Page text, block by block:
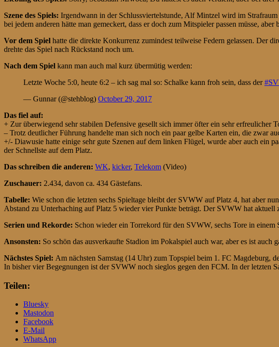
Szene des Spiels: Irgendwann in der Schlussviertelstunde, Alf Mintzel wird im
bei jedem anderen hätte man gemeckert, dass er doch zum Mitspieler passen müsse,
Vor dem Spiel hatte die direkte Konkurrenz zumindest teilweise Federn gelassen. Der
drehte das Spiel nach Rückstand noch um.
Nach dem Spiel kann man auch mal kurz übermütig werden:
Letzte Woche 5:0, heute 6:2 – ich sag mal so: Schalke kann froh sein, dass der
— Gunnar (@stehblog) October 29, 2017
Das fiel auf:
+ Zur überwiegend sehr stabilen Defensive gesellt sich immer öfter ein sehr erfreulicher
– Trotz deutlicher Führung handelte man sich noch ein paar gelbe Karten ein, die zwar
+/- Diawusie hatte einige sehr gute Szenen auf dem linken Flügel, wurde aber auch ein
der Schnellste auf dem Platz.
Das schreiben die anderen: WK, kicker, Telekom (Video)
Zuschauer: 2.434, davon ca. 434 Gästefans.
Tabelle: Wie schon die letzten sechs Spieltage bleibt der SVWW auf Platz 4, hat aber
Abstand zu Unterhaching auf Platz 5 wieder vier Punkte beträgt. Der SVWW hat
Serien und Rekorde: Schon wieder ein Torrekord für den SVWW, sechs Tore in
Ansonsten: So schön das ausverkaufte Stadion im Pokalspiel auch war, aber es ist
Nächstes Spiel: Am nächsten Samstag (14 Uhr) zum Topspiel beim 1. FC Magdeburg,
In bisher vier Begegnungen ist der SVWW noch sieglos gegen den FCM. In der letzten
Teilen:
Bluesky
Mastodon
Facebook
E-Mail
WhatsApp